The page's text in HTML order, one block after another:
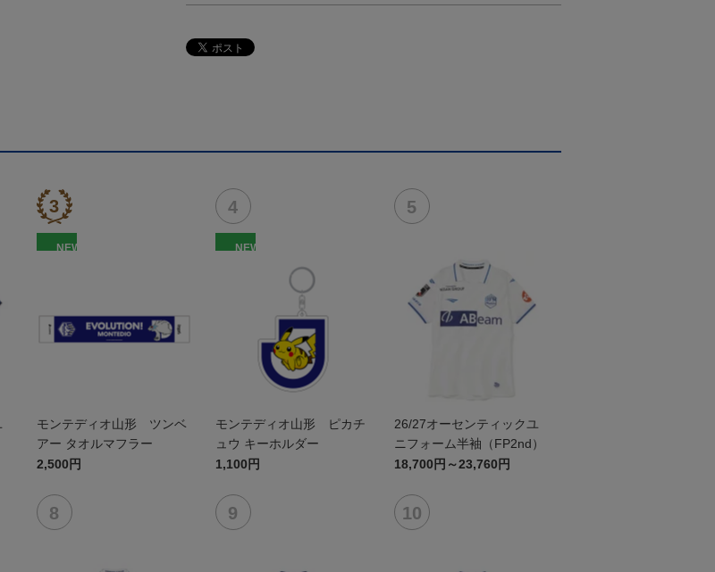
NEW
モンテディオ山形 ツンベ
アー タオルマフラー
2,500円
NEW
モンテディオ山形 ピカチ
ュウ キーホルダー
1,100円
26/27オーセンティックユ
ニフォーム半袖（FP2nd）
18,700円～23,760円